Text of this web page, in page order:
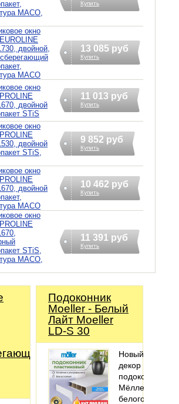
MACO,
Купить
окно
двойной,
MACO
13 085 руб
Купить
окно
двойной
STiS
11 013 руб
Купить
окно
двойной
STiS,
9 852 руб
Купить
окно
двойной
MACO
10 462 руб
Купить
окно
STiS,
MACO,
11 391 руб
Купить
Подоконник
Moeller - Белый
Лайт Moeller
LD-S 30
Новый
декор
подоконников
Мёллер
белого